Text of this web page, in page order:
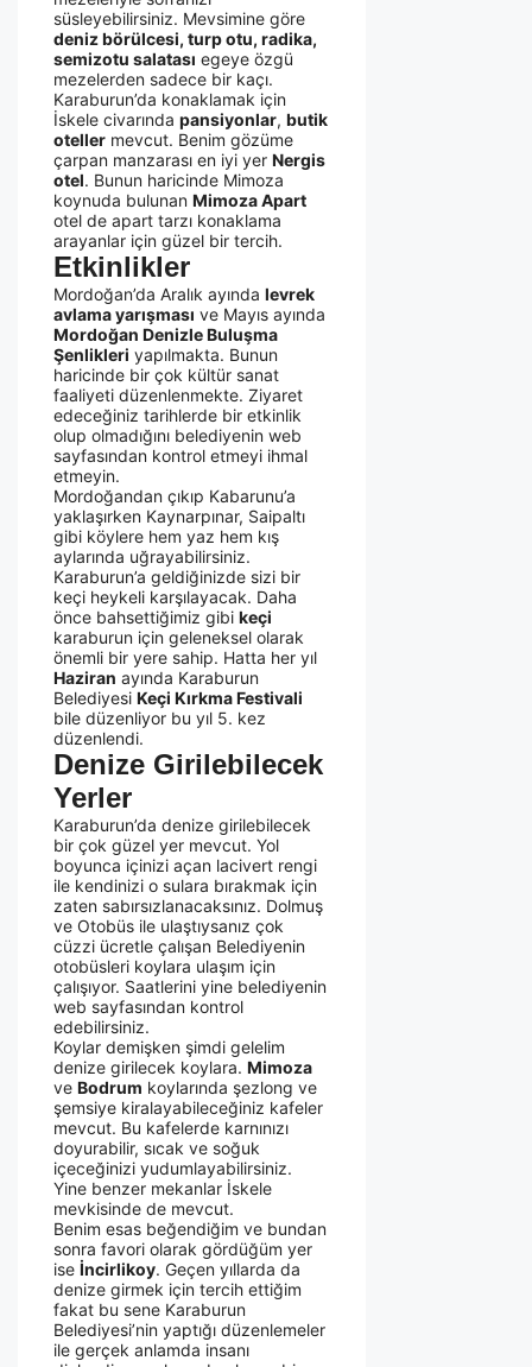
süsleyebilirsiniz. Mevsimine göre
deniz börülcesi, turp otu, radika,
semizotu salatası egeye özgü
mezelerden sadece bir kaçı.
Karaburun’da konaklamak için
İskele civarında pansiyonlar, butik
oteller mevcut. Benim gözüme
çarpan manzarası en iyi yer Nergis
otel. Bunun haricinde Mimoza
koynuda bulunan Mimoza Apart
otel de apart tarzı konaklama
arayanlar için güzel bir tercih.
Etkinlikler
Mordoğan’da Aralık ayında levrek
avlama yarışması ve Mayıs ayında
Mordoğan Denizle Buluşma
Şenlikleri yapılmakta. Bunun
haricinde bir çok kültür sanat
faaliyeti düzenlenmekte. Ziyaret
edeceğiniz tarihlerde bir etkinlik
olup olmadığını belediyenin web
sayfasından kontrol etmeyi ihmal
etmeyin.
Mordoğandan çıkıp Kabarunu’a
yaklaşırken Kaynarpınar, Saipaltı
gibi köylere hem yaz hem kış
aylarında uğrayabilirsiniz.
Karaburun’a geldiğinizde sizi bir
keçi heykeli karşılayacak. Daha
önce bahsettiğimiz gibi keçi
karaburun için geleneksel olarak
önemli bir yere sahip. Hatta her yıl
Haziran ayında Karaburun
Belediyesi Keçi Kırkma Festivali
bile düzenliyor bu yıl 5. kez
düzenlendi.
Denize Girilebilecek
Yerler
Karaburun’da denize girilebilecek
bir çok güzel yer mevcut. Yol
boyunca içinizi açan lacivert rengi
ile kendinizi o sulara bırakmak için
zaten sabırsızlanacaksınız. Dolmuş
ve Otobüs ile ulaştıysanız çok
cüzzi ücretle çalışan Belediyenin
otobüsleri koylara ulaşım için
çalışıyor. Saatlerini yine belediyenin
web sayfasından kontrol
edebilirsiniz.
Koylar demişken şimdi gelelim
denize girilecek koylara. Mimoza
ve Bodrum koylarında şezlong ve
şemsiye kiralayabileceğiniz kafeler
mevcut. Bu kafelerde karnınızı
doyurabilir, sıcak ve soğuk
içeceğinizi yudumlayabilirsiniz.
Yine benzer mekanlar İskele
mevkisinde de mevcut.
Benim esas beğendiğim ve bundan
sonra favori olarak gördüğüm yer
ise İncirlikoy. Geçen yıllarda da
denize girmek için tercih ettiğim
fakat bu sene Karaburun
Belediyesi’nin yaptığı düzenlemeler
ile gerçek anlamda insanı